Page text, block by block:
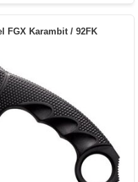
FGX Karambit / 92FK